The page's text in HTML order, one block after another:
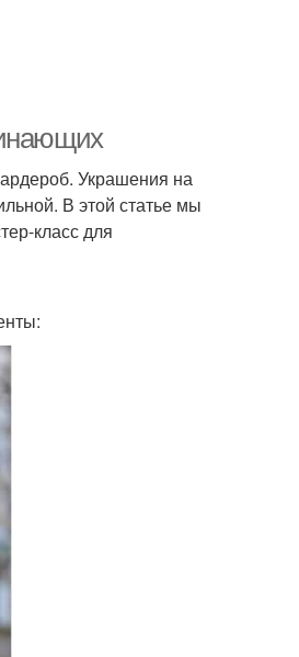
Украшения на
В этой статье мы
класс для